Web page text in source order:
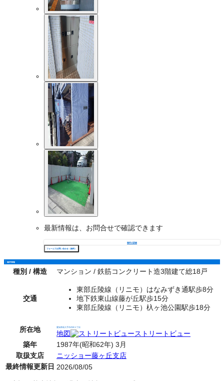
最新情報は、お問合せで確認できます
物件の詳細
フォームでお問い合わせ（無料）
物件情報
種別 / 構造 マンション / 鉄筋コンクリート造3階建て総18戸
交通
東部丘陵線（リニモ）はなみずき通駅歩8分
地下鉄東山線藤が丘駅歩15分
東部丘陵線（リニモ）杁ヶ池公園駅歩18分
所在地 愛知県長久手市作田２丁目
地図
ストリートビュー
築年
1987年(昭和62年) 3月
取扱支店
ニッショー藤ヶ丘支店
最終情報更新日 2026/08/05